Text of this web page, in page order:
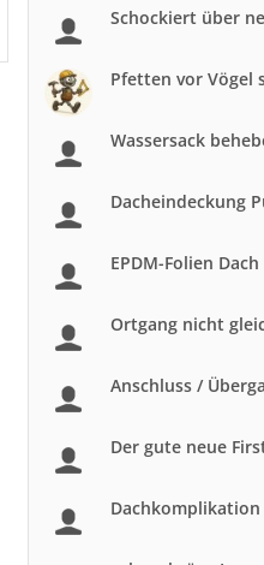
Schockiert über
Pfetten vor Vögel
Wassersack
Dacheindeckung
EPDM-Folien
Ortgang nicht
Anschluss /
Der gute neue